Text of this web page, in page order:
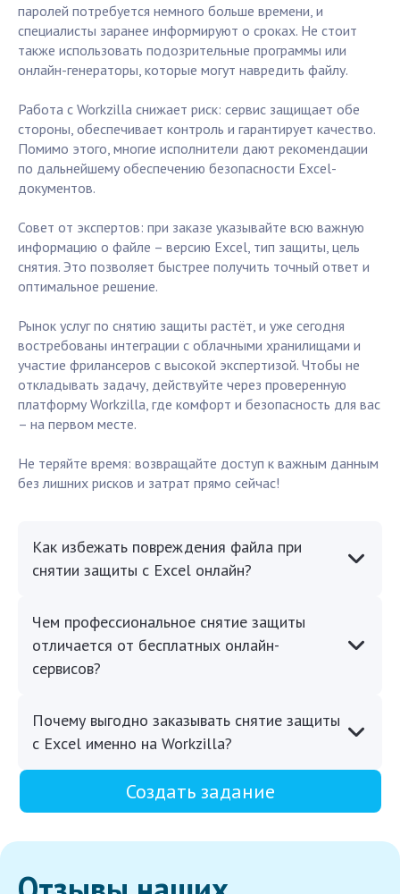
паролей потребуется немного больше времени, и
специалисты заранее информируют о сроках. Не стоит
также использовать подозрительные программы или
онлайн-генераторы, которые могут навредить файлу.
Работа с Workzilla снижает риск: сервис защищает обе
стороны, обеспечивает контроль и гарантирует качество.
Помимо этого, многие исполнители дают рекомендации
по дальнейшему обеспечению безопасности Excel-
документов.
Совет от экспертов: при заказе указывайте всю важную
информацию о файле – версию Excel, тип защиты, цель
снятия. Это позволяет быстрее получить точный ответ и
оптимальное решение.
Рынок услуг по снятию защиты растёт, и уже сегодня
востребованы интеграции с облачными хранилищами и
участие фрилансеров с высокой экспертизой. Чтобы не
откладывать задачу, действуйте через проверенную
платформу Workzilla, где комфорт и безопасность для вас
– на первом месте.
Не теряйте время: возвращайте доступ к важным данным
без лишних рисков и затрат прямо сейчас!
Как избежать повреждения файла при
снятии защиты с Excel онлайн?
Чем профессиональное снятие защиты
отличается от бесплатных онлайн-
сервисов?
Почему выгодно заказывать снятие защиты
с Excel именно на Workzilla?
Создать задание